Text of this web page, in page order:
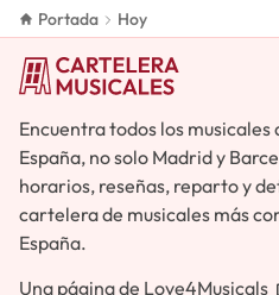
Portada Hoy
Encuentra todos los musicales
España, no solo Madrid y
horarios, reseñas, reparto y
cartelera de musicales más
España.
Una página de Love4Musicals